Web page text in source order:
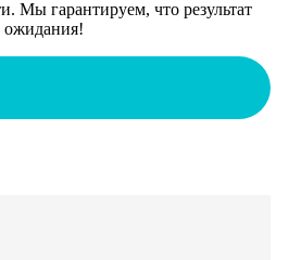
Мы гарантируем, что результат
ожидания!